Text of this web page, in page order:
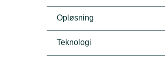
Opløsning
Teknologi